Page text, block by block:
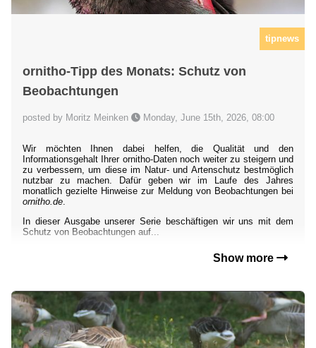
tipnews
ornitho-Tipp des Monats: Schutz von
Beobachtungen
posted by Moritz Meinken Monday, June 15th, 2026, 08:00
Wir möchten Ihnen dabei helfen, die Qualität und den
Informationsgehalt Ihrer ornitho-Daten noch weiter zu steigern und
zu verbessern, um diese im Natur- und Artenschutz bestmöglich
nutzbar zu machen. Dafür geben wir im Laufe des Jahres
monatlich gezielte Hinweise zur Meldung von Beobachtungen bei
ornitho.de
In dieser Ausgabe unserer Serie beschäftigen wir uns mit dem
Schutz von Beobachtungen auf...
Show more